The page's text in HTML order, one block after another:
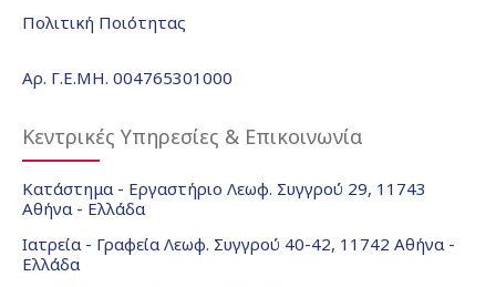
Πολιτική Ποιότητας
Αρ. Γ.Ε.ΜΗ. 004765301000
Κεντρικές Υπηρεσίες & Επικοινωνία
Κατάστημα - Εργαστήριο Λεωφ. Συγγρού 29, 11743
Αθήνα - Ελλάδα
Ιατρεία - Γραφεία Λεωφ. Συγγρού 40-42, 11742 Αθήνα -
Ελλάδα